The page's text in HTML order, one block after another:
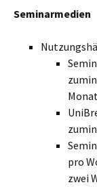
Seminarmedien
pro
zwei